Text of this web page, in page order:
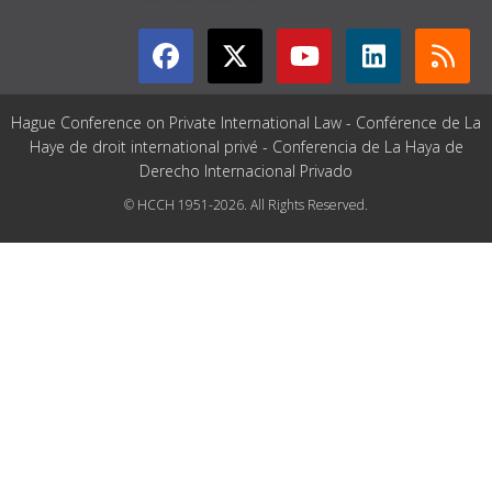
Hague Conference on Private International Law - Conférence de La
Haye de droit international privé - Conferencia de La Haya de
Derecho Internacional Privado
© HCCH 1951-2026. All Rights Reserved.